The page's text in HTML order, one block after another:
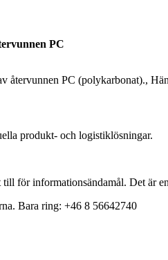
PC
återvunnen PC (polykarbonat).,
produkt- och logistiklösningar.
till för informationsändamål. Det är
Bara ring: +46 8 56642740